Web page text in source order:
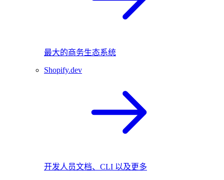
最大的商务生态系统
Shopify.dev
开发人员文档、CLI 以及更多